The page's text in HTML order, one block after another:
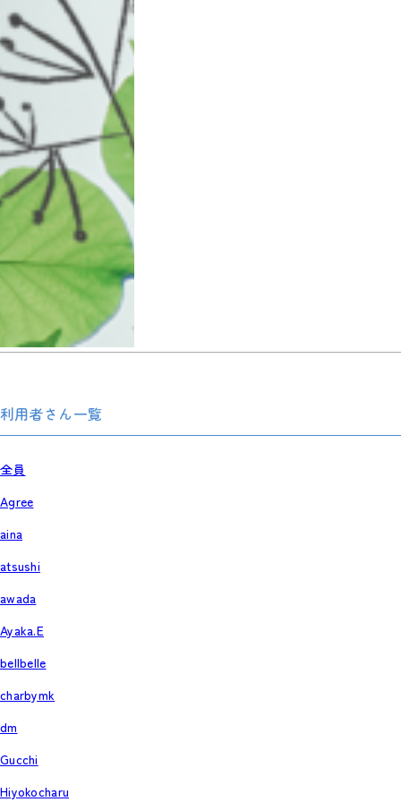
利用者さん一覧
全員
Agree
aina
atsushi
awada
Ayaka.E
bellbelle
charbymk
dm
Gucchi
Hiyokocharu